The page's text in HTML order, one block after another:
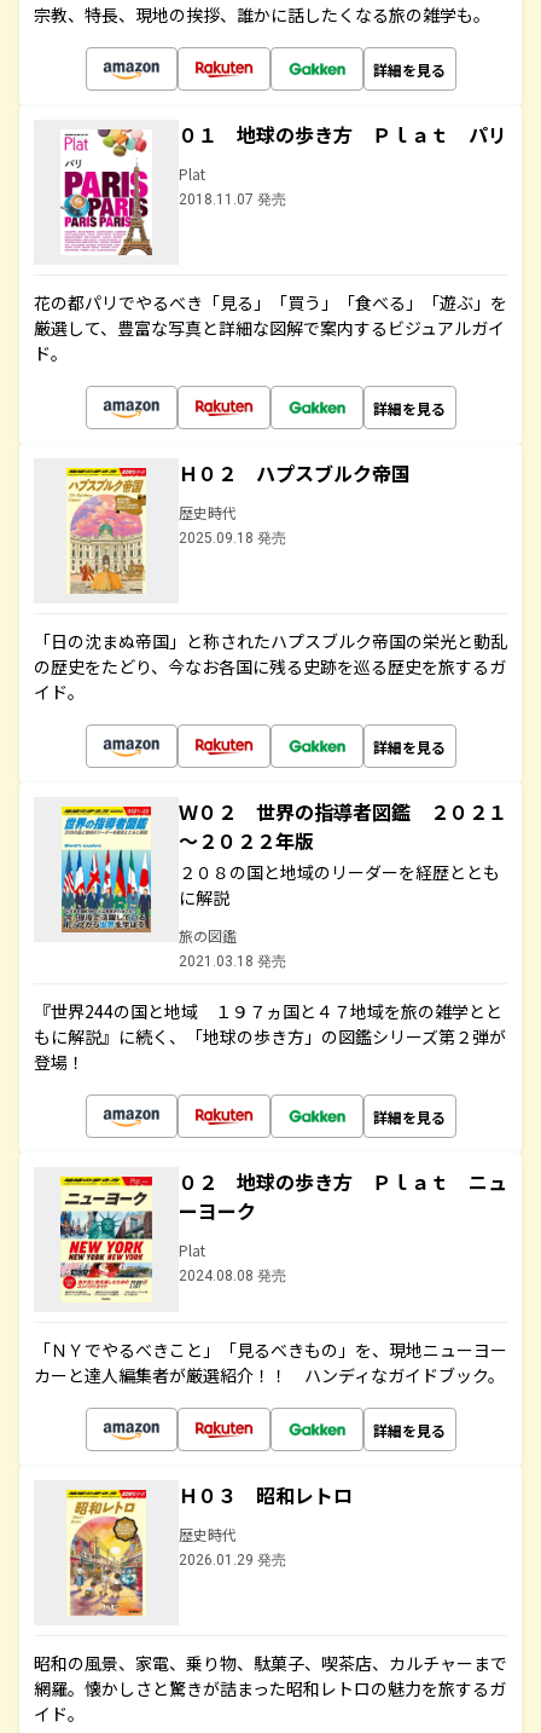
宗教、特長、現地の挨拶、誰かに話したくなる旅の雑学も。
詳細を見る
０１ 地球の歩き方 Ｐｌａｔ パリ
Plat
2018.11.07 発売
花の都パリでやるべき「見る」「買う」「食べる」「遊ぶ」を
厳選して、豊富な写真と詳細な図解で案内するビジュアルガイ
ド。
詳細を見る
Ｈ０２ ハプスブルク帝国
歴史時代
2025.09.18 発売
「日の沈まぬ帝国」と称されたハプスブルク帝国の栄光と動乱
の歴史をたどり、今なお各国に残る史跡を巡る歴史を旅するガ
イド。
詳細を見る
Ｗ０２ 世界の指導者図鑑 ２０２１
～２０２２年版
２０８の国と地域のリーダーを経歴ととも
に解説
旅の図鑑
2021.03.18 発売
『世界244の国と地域 １９７ヵ国と４７地域を旅の雑学とと
もに解説』に続く、「地球の歩き方」の図鑑シリーズ第２弾が
登場！
詳細を見る
０２ 地球の歩き方 Ｐｌａｔ ニュ
ーヨーク
Plat
2024.08.08 発売
「ＮＹでやるべきこと」「見るべきもの」を、現地ニューヨー
カーと達人編集者が厳選紹介！！ ハンディなガイドブック。
詳細を見る
Ｈ０３ 昭和レトロ
歴史時代
2026.01.29 発売
昭和の風景、家電、乗り物、駄菓子、喫茶店、カルチャーまで
網羅。懐かしさと驚きが詰まった昭和レトロの魅力を旅するガ
イド。